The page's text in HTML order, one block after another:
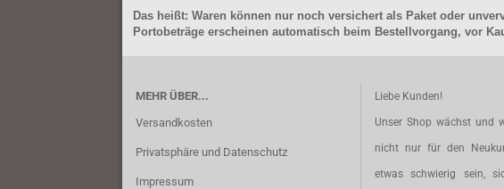
Das heißt: Waren können nur noch versichert als Paket oder
Portobeträge erscheinen automatisch beim Bestellvorgang, vor
MEHR ÜBER...
Versandkosten
Privatsphäre und Datenschutz
Impressum
Liebe Kunden!
Unser Shop wächst und
nicht nur für den
etwas schwierig sein,